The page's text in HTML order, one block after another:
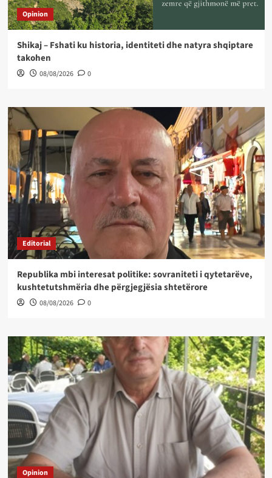
Opinion
Shikaj – Fshati ku historia, identiteti dhe natyra shqiptare
takohen
08/08/2026 0
Editorial
Republika mbi interesat politike: sovraniteti i qytetarëve,
kushtetutshmëria dhe përgjegjësia shtetërore
08/08/2026 0
Opinion